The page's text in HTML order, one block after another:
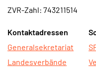
ZVR-Zahl: 743211514
Kontaktadressen
Generalsekretariat
Landesverbände